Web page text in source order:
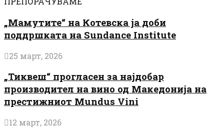
„Мамутите“ на Котевска ја доби
поддршката на Sundance Institute
25 март, 2026
„Тиквеш“ прогласен за најдобар
производител на вино од Македонија на
престижниот Mundus Vini
12 март, 2026